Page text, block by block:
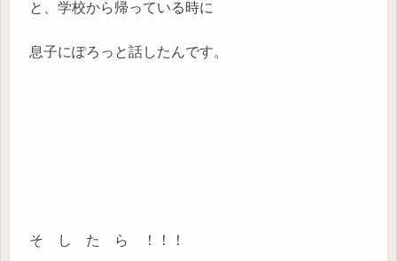
と、学校から帰っている時に
息子にぽろっと話したんです。
そ し た ら ！！！